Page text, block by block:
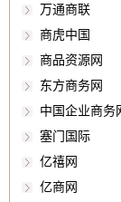
急切断电磁阀 低
闭式电磁阀 飞碟
磁阀|天燃气电磁
蒸汽电磁阀 煤气
气动阀ZZS 微型
电磁阀ZF4 全不
它不仅促进了传
还可能建立新型
增长点。微型化
（MEMS）技术
上做成硅压力传
觉敏感元件的分
的原理。生物类
识别功能。通常
阀：DB、DBW
减压阀：DR6DP
DR-4X、DR-5X.
Z2FS16、
2FRM10、
FD12PA、
向阀：4WRA、
4WREEM、
压、润滑系统总
站、控制阀块、
阀、管夹、法兰
头。其它：压力
压接头、液位计
S10A、S20A、
SV10、SV20、
阀：DB、DBW
减压阀：DR6DP
DR-4X、DR-5X.
Z2FS16、
FD12PA、
HED80、HED40
修，rexroth比例
乐滑块，力士乐
乐导轨，rexroth
rexroth滤芯
力士乐过滤器型
芯，rexroth滤芯
aventics气动阀
货期可以！泉州
万通商联
商虎中国
商品资源网
东方商务网
中国企业商务
塞门国际
亿禧网
亿商网